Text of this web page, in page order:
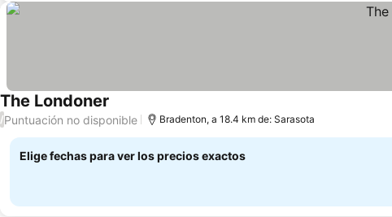
The Londoner
/Puntuación no disponible Bradenton, a 18.4 km de: Sarasota
Elige fechas para ver los precios exactos